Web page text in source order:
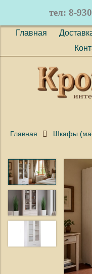
тел: 8-
Главная
Главная Шкафы